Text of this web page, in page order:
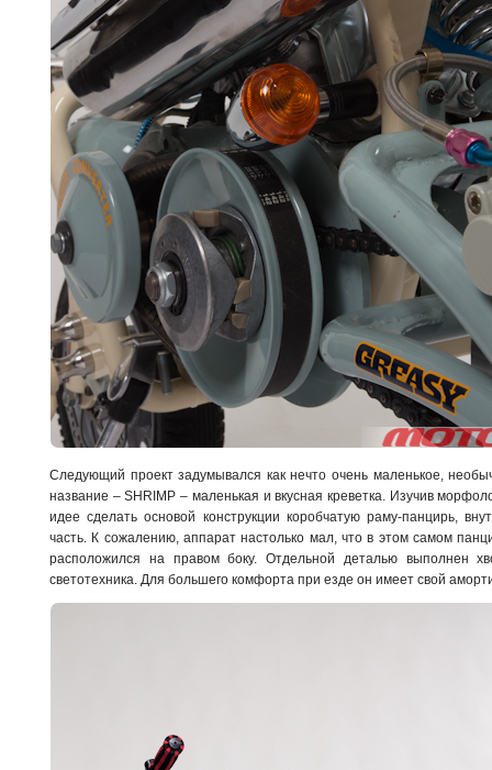
Следующий проект задумывался как нечто очень маленькое,
название – SHRIMP – маленькая и вкусная креветка. Изучив
идее сделать основой конструкции коробчатую раму-панцирь,
часть. К сожалению, аппарат настолько мал, что в этом самом
расположился на правом боку. Отдельной деталью выполнен
светотехника. Для большего комфорта при езде он имеет свой